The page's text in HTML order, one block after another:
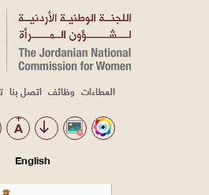
Top
العطاءات وظائف اتصل بنا
+
A
English